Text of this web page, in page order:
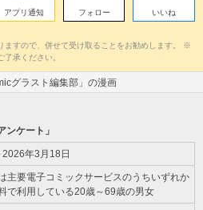
アプリ通知 フォロー いいね
すので、併せて受け取ることをお勧めします。 ※
承ください。
グラスト編集部」の漫画
ンケート」
年3月18日
主要電子コミックサービスのうちいずれか
で利用している20歳～69歳の男女